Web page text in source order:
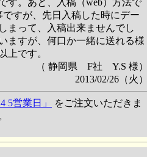
す。あと、入稿（web）方法で
すが、先日入稿した時にデー
まって、入稿出来ませんでし
ますが、何口か一緒に送れる様
上です。
（ 静岡県 F社 Y.S 様）
2013/02/26（火）
5営業日」
をご注文いただきま